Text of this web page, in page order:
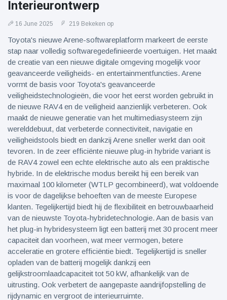
Interieurontwerp
16 June 2025 219 Bekeken op
Toyota's nieuwe Arene-softwareplatform markeert de eerste
stap naar volledig softwaregedefinieerde voertuigen. Het maakt
de creatie van een nieuwe digitale omgeving mogelijk voor
geavanceerde veiligheids- en entertainmentfuncties. Arene
vormt de basis voor Toyota's geavanceerde
veiligheidstechnologieën, die voor het eerst worden gebruikt in
de nieuwe RAV4 en de veiligheid aanzienlijk verbeteren. Ook
maakt de nieuwe generatie van het multimediasysteem zijn
werelddebuut, dat verbeterde connectiviteit, navigatie en
veiligheidstools biedt en dankzij Arene sneller werkt dan ooit
tevoren. In de zeer efficiënte nieuwe plug-in hybride variant is
de RAV4 zowel een echte elektrische auto als een praktische
hybride. In de elektrische modus bereikt hij een bereik van
maximaal 100 kilometer (WTLP gecombineerd), wat voldoende
is voor de dagelijkse behoeften van de meeste Europese
klanten. Tegelijkertijd biedt hij de flexibiliteit en betrouwbaarheid
van de nieuwste Toyota-hybridetechnologie. Aan de basis van
het plug-in hybridesysteem ligt een batterij met 30 procent meer
capaciteit dan voorheen, wat meer vermogen, betere
acceleratie en grotere efficiëntie biedt. Tegelijkertijd is sneller
opladen van de batterij mogelijk dankzij een
gelijkstroomlaadcapaciteit tot 50 kW, afhankelijk van de
uitrusting. Ook verbetert de aangepaste aandrijfopstelling de
rijdynamic en vergroot de interieurruimte.